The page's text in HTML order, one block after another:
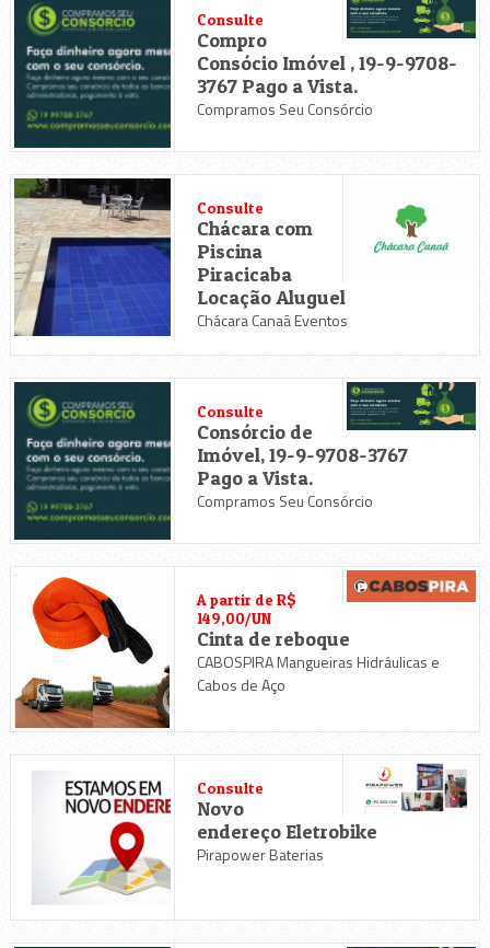
Consulte
Compro
Consócio Imóvel , 19-9-9708-
3767 Pago a Vista.
Compramos Seu Consórcio
Consulte
Chácara com
Piscina
Piracicaba
Locação Aluguel
Chácara Canaã Eventos
Consulte
Consórcio de
Imóvel, 19-9-9708-3767
Pago a Vista.
Compramos Seu Consórcio
A partir de R$
149,00/UN
Cinta de reboque
CABOSPIRA Mangueiras Hidráulicas e
Cabos de Aço
Consulte
Novo
endereço Eletrobike
Pirapower Baterias